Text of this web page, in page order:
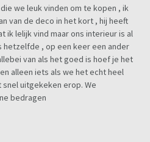
we leuk vinden om te kopen , ik
van de deco in het kort , hij heeft
ik lelijk vind maar ons interieur is al
hetzelfde , op een keer een ander
van als het goed is hoef je het
alleen iets als we het echt heel
uitgekeken erop. We
bedragen